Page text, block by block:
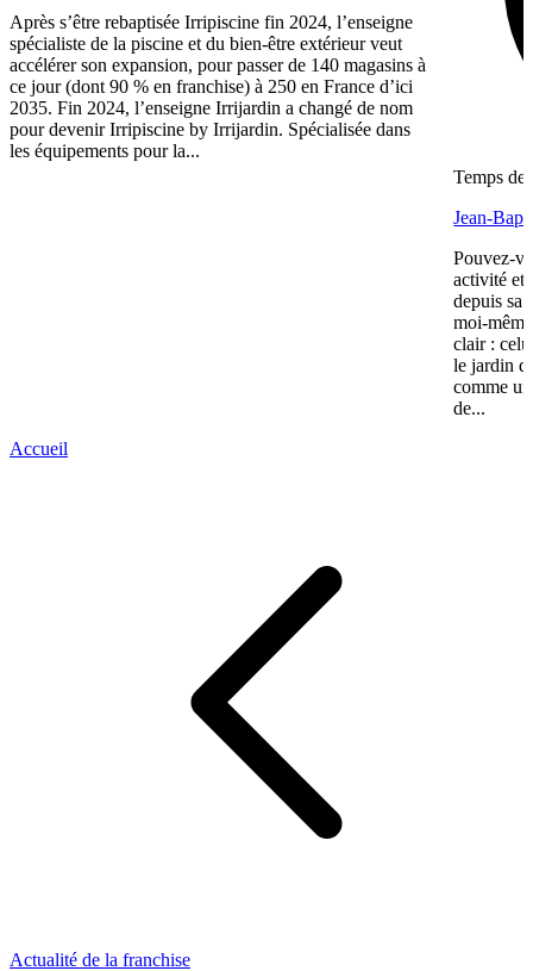
Après s’être rebaptisée Irripiscine fin 2024, l’enseigne
spécialiste de la piscine et du bien-être extérieur veut
accélérer son expansion, pour passer de 140 magasins à
ce jour (dont 90 % en franchise) à 250 en France d’ici
2035. Fin 2024, l’enseigne Irrijardin a changé de nom
pour devenir Irripiscine by Irrijardin. Spécialisée dans
les équipements pour la...
Temps de
Jean-
Pouvez-
activité et
depuis sa
moi-
clair :
le jardin
comme
de...
Accueil
Actualité de la franchise